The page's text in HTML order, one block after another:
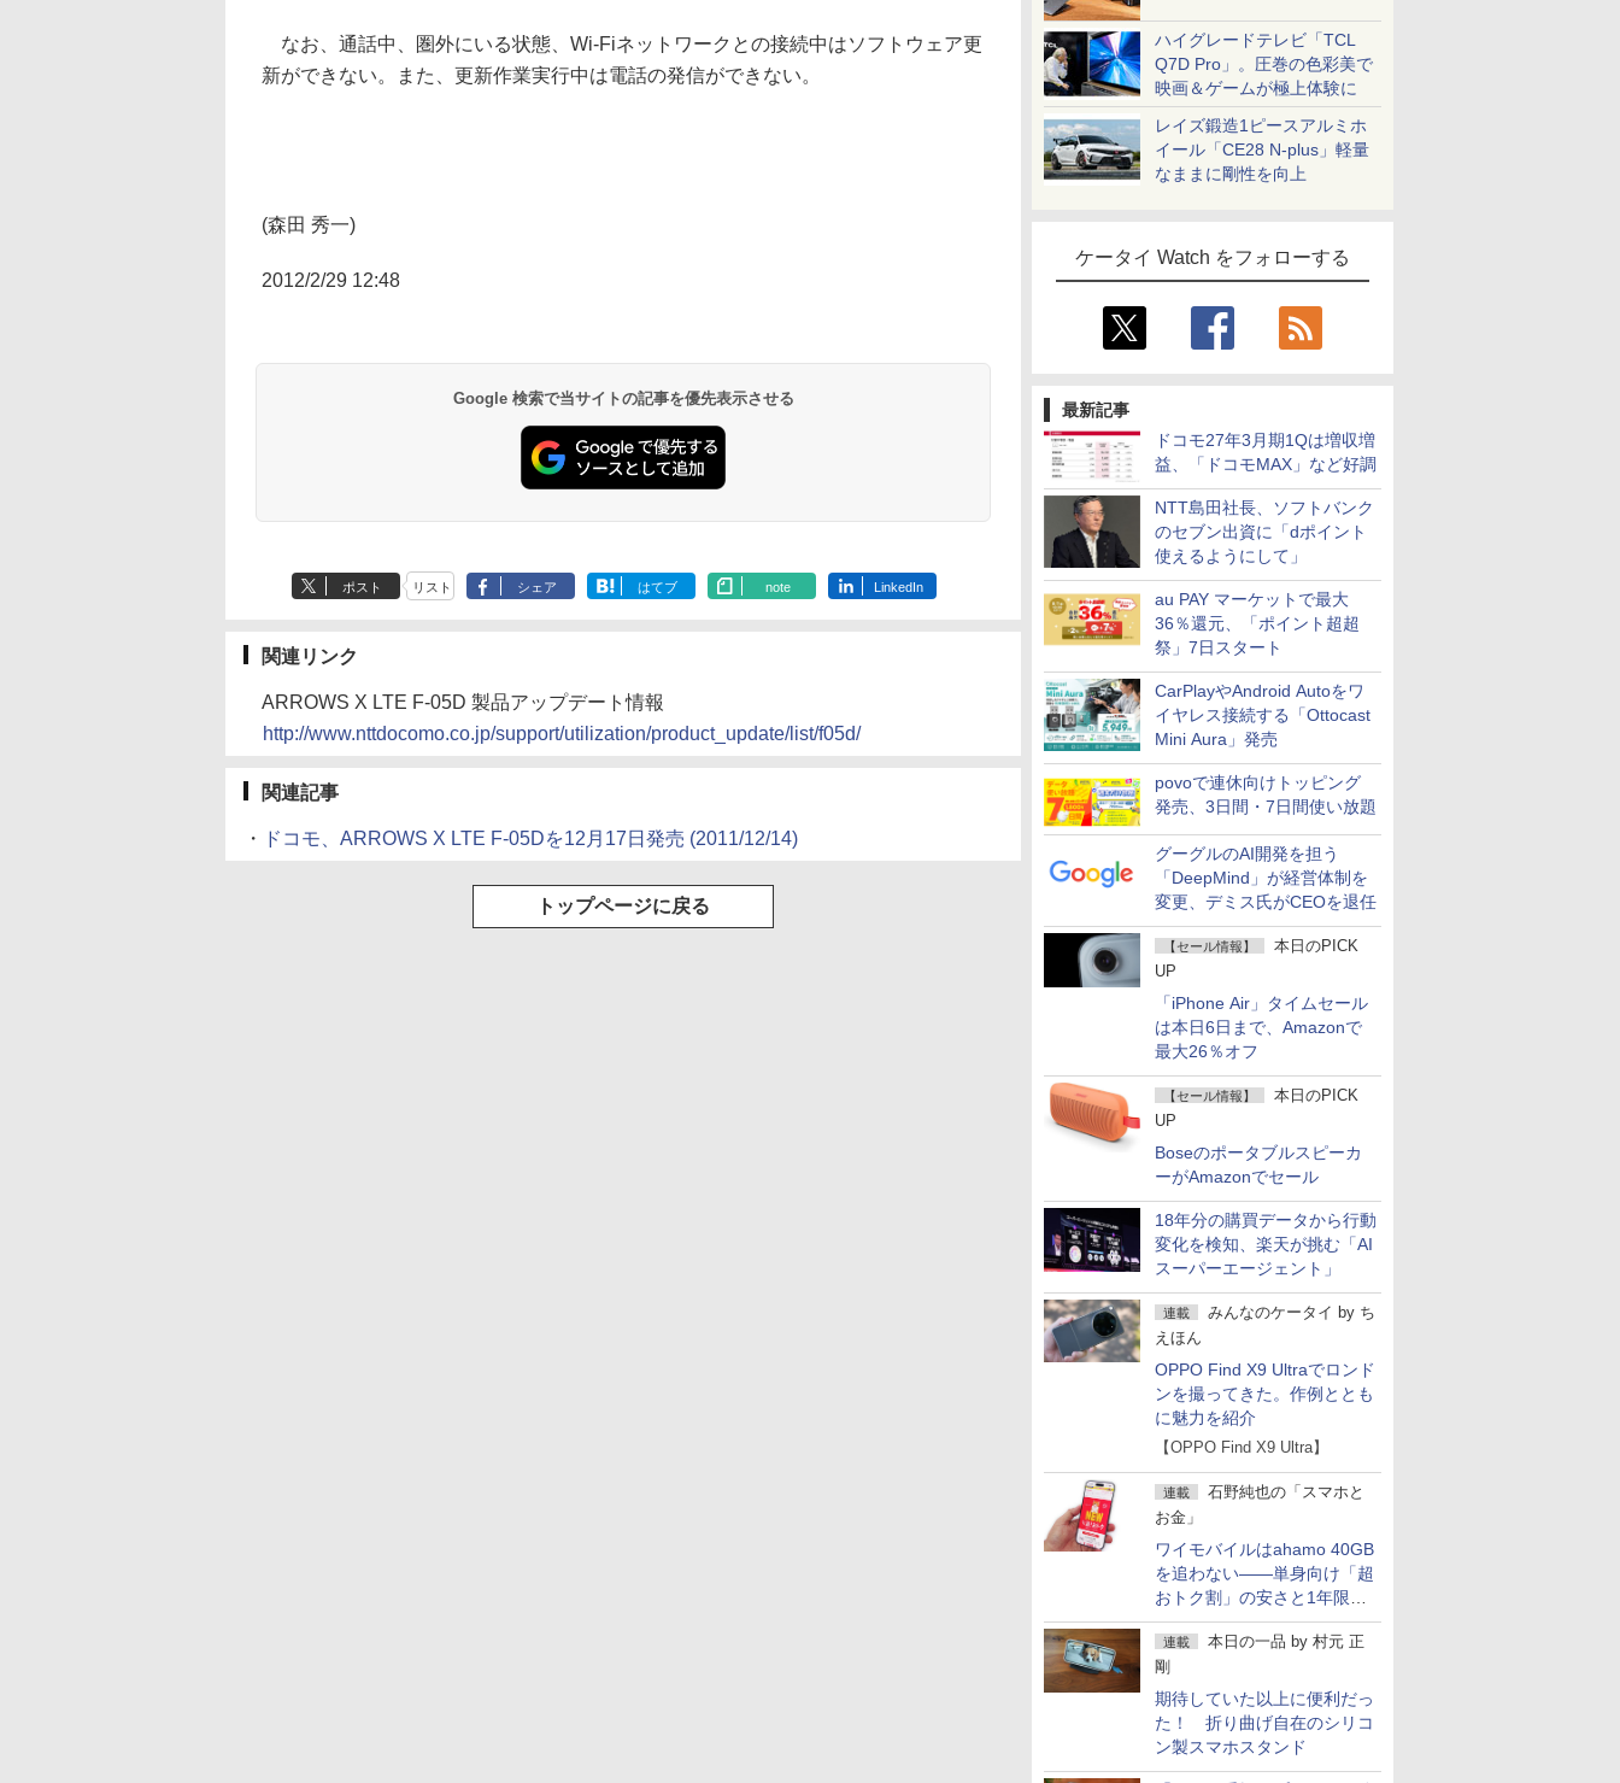
ハイグレードテレビ「TCL
Q7D Pro」。圧巻の色彩美で
映画＆ゲームが極上体験に
レイズ鍛造1ピースアルミホ
イール「CE28 N-plus」軽量
なままに剛性を向上
ケータイ Watch をフォローする
最新記事
ドコモ27年3月期1Qは増収増
益、「ドコモMAX」など好調
NTT島田社長、ソフトバンク
のセブン出資に「dポイント
使えるようにして」
au PAY マーケットで最大
36％還元、「ポイント超超
祭」7日スタート
CarPlayやAndroid Autoをワ
イヤレス接続する「Ottocast
Mini Aura」発売
povoで連休向けトッピング
発売、3日間・7日間使い放題
グーグルのAI開発を担う
「DeepMind」が経営体制を
変更、デミス氏がCEOを退任
【セール情報】
本日のPICK
UP
「iPhone Air」タイムセール
は本日6日まで、Amazonで
最大26％オフ
【セール情報】
本日のPICK
UP
Boseのポータブルスピーカ
ーがAmazonでセール
18年分の購買データから行動
変化を検知、楽天が挑む「AI
スーパーエージェント」
連載 みんなのケータイ by ち
えほん
OPPO Find X9 Ultraでロンド
ンを撮ってきた。作例ととも
に魅力を紹介
【OPPO Find X9 Ultra】
連載
石野純也の「スマホと
お金」
ワイモバイルはahamo 40GB
を追わない――単身向け「超
おトク割」の安さと1年限定
の注意点
連載 本日の一品 by 村元 正
剛
期待していた以上に便利だっ
た！ 折り曲げ自在のシリコ
ン製スマホスタンド
なお、通話中、圏外にいる状態、Wi-Fiネットワークとの接続中はソフトウェア更
新ができない。また、更新作業実行中は電話の発信ができない。
(森田 秀一)
2012/2/29 12:48
Google 検索で当サイトの記事を優先表示させる
ポスト リスト シェア はてブ note LinkedIn
関連リンク
ARROWS X LTE F-05D 製品アップデート情報
http://www.nttdocomo.co.jp/support/utilization/product_update/list/f05d/
関連記事
・ ドコモ、ARROWS X LTE F-05Dを12月17日発売 (2011/12/14)
トップページに戻る